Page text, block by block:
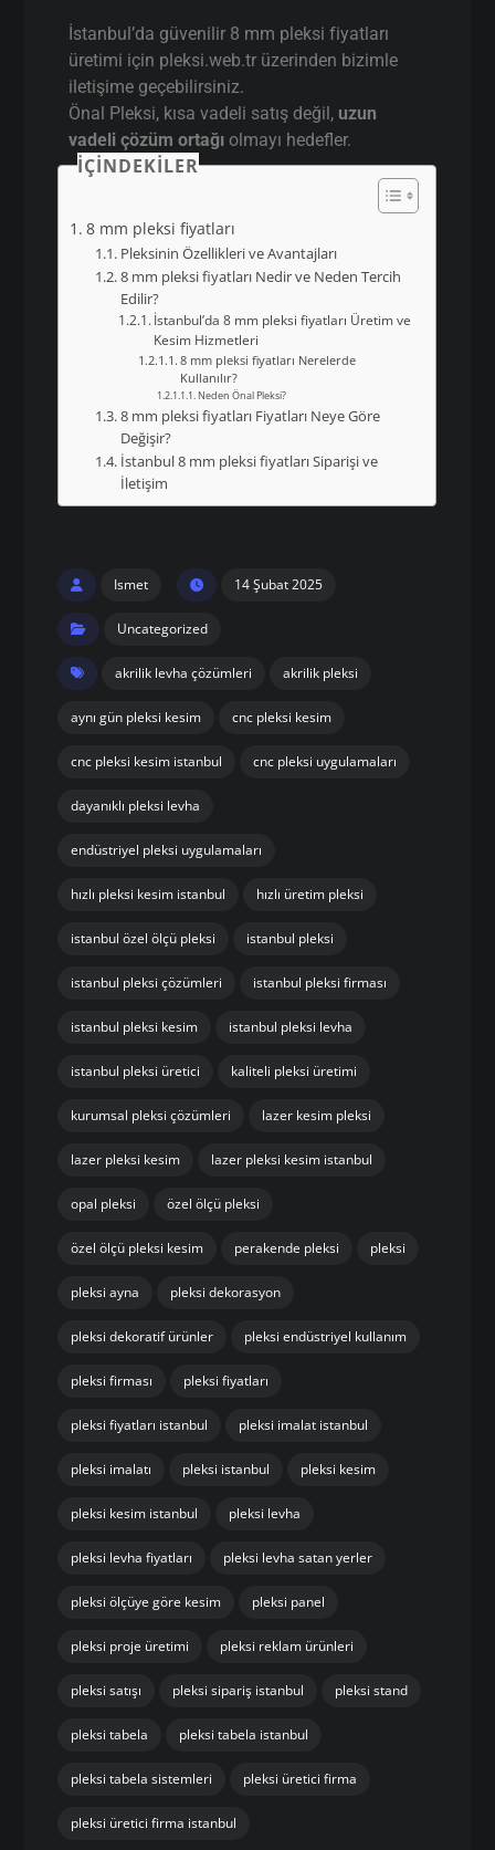
İstanbul’da güvenilir 8 mm pleksi fiyatları
üretimi için pleksi.web.tr üzerinden bizimle
iletişime geçebilirsiniz.
Önal Pleksi, kısa vadeli satış değil, uzun
vadeli çözüm ortağı olmayı hedefler.
İÇINDEKILER
8 mm pleksi fiyatları
Pleksinin Özellikleri ve Avantajları
8 mm pleksi fiyatları Nedir ve Neden Tercih
Edilir?
İstanbul’da 8 mm pleksi fiyatları Üretim ve
Kesim Hizmetleri
8 mm pleksi fiyatları Nerelerde
Kullanılır?
Neden Önal Pleksi?
8 mm pleksi fiyatları Fiyatları Neye Göre
Değişir?
İstanbul 8 mm pleksi fiyatları Siparişi ve
İletişim
Ismet 14 Şubat 2025
Uncategorized
akrilik levha çözümleri akrilik pleksi
aynı gün pleksi kesim cnc pleksi kesim
cnc pleksi kesim istanbul cnc pleksi uygulamaları
dayanıklı pleksi levha
endüstriyel pleksi uygulamaları
hızlı pleksi kesim istanbul hızlı üretim pleksi
istanbul özel ölçü pleksi istanbul pleksi
istanbul pleksi çözümleri istanbul pleksi firması
istanbul pleksi kesim istanbul pleksi levha
istanbul pleksi üretici kaliteli pleksi üretimi
kurumsal pleksi çözümleri lazer kesim pleksi
lazer pleksi kesim lazer pleksi kesim istanbul
opal pleksi özel ölçü pleksi
özel ölçü pleksi kesim perakende pleksi pleksi
pleksi ayna pleksi dekorasyon
pleksi dekoratif ürünler pleksi endüstriyel kullanım
pleksi firması pleksi fiyatları
pleksi fiyatları istanbul pleksi imalat istanbul
pleksi imalatı pleksi istanbul pleksi kesim
pleksi kesim istanbul pleksi levha
pleksi levha fiyatları pleksi levha satan yerler
pleksi ölçüye göre kesim pleksi panel
pleksi proje üretimi pleksi reklam ürünleri
pleksi satışı pleksi sipariş istanbul pleksi stand
pleksi tabela pleksi tabela istanbul
pleksi tabela sistemleri pleksi üretici firma
pleksi üretici firma istanbul